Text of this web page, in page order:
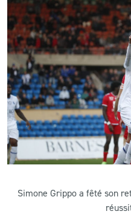
Simone Grippo a fêté son